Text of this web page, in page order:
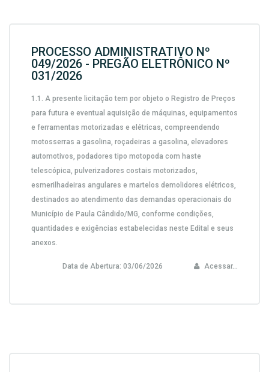
PROCESSO ADMINISTRATIVO Nº
049/2026 - PREGÃO ELETRÔNICO Nº
031/2026
1.1. A presente licitação tem por objeto o Registro de Preços
para futura e eventual aquisição de máquinas, equipamentos
e ferramentas motorizadas e elétricas, compreendendo
motosserras a gasolina, roçadeiras a gasolina, elevadores
automotivos, podadores tipo motopoda com haste
telescópica, pulverizadores costais motorizados,
esmerilhadeiras angulares e martelos demolidores elétricos,
destinados ao atendimento das demandas operacionais do
Município de Paula Cândido/MG, conforme condições,
quantidades e exigências estabelecidas neste Edital e seus
anexos.
Data de Abertura: 03/06/2026 Acessar...